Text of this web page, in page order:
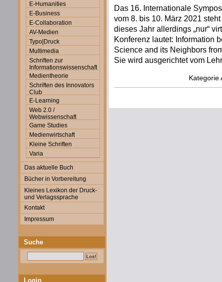
E-Humanities
E-Business
E-Collaboration
AV-Medien
Typo|Druck
Multimedia
Schriften zur
Informationswissenschaft
Medientheorie
Schriften des Innovators
Club
E-Learning
Web 2.0 /
Webwissenschaft
Game Studies
Medienwirtschaft
Kleine Schriften
Varia
Das aktuelle Buch
Bücher in Vorbereitung
Kleines Lexikon der Druck-
und Verlagssprache
Kontakt
Impressum
Suche
Login
Das 16. Internationale
vom 8. bis 10. März 2021
dieses Jahr allerdings „nur“
Konferenz lautet: Information
Science and its Neighbors
Sie wird ausgerichtet vom
Kategorie